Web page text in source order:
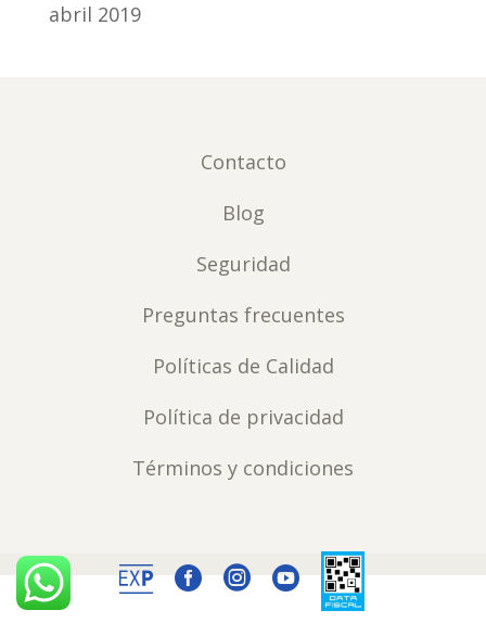
abril 2019
Contacto
Blog
Seguridad
Preguntas frecuentes
Políticas de Calidad
Política de privacidad
Términos y condiciones
  